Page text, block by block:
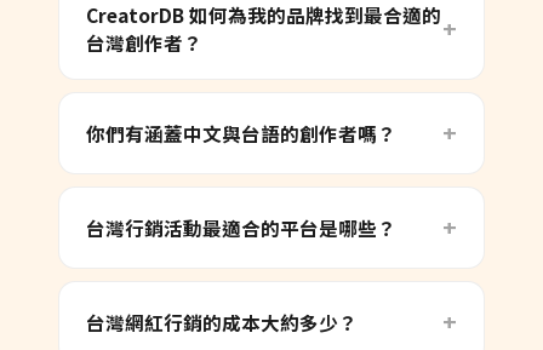
CreatorDB 如何為我的品牌找到最合適的
台灣創作者？
你們有涵蓋中文與台語的創作者嗎？
台灣行銷活動最適合的平台是哪些？
台灣網紅行銷的成本大約多少？